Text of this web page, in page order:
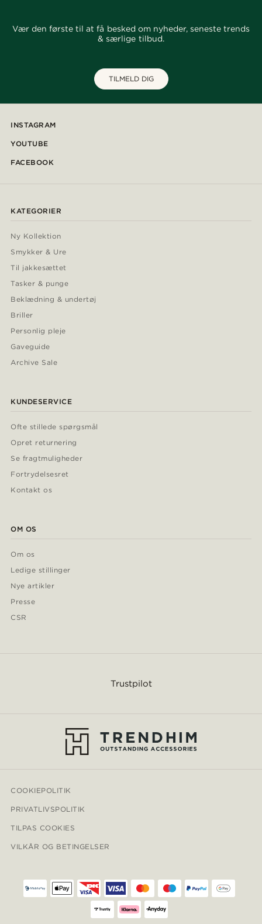
Vær den første til at få besked om nyheder, seneste trends
& særlige tilbud.
TILMELD DIG
INSTAGRAM
YOUTUBE
FACEBOOK
KATEGORIER
Ny Kollektion
Smykker & Ure
Til jakkesættet
Tasker & punge
Beklædning & undertøj
Briller
Personlig pleje
Gaveguide
Archive Sale
KUNDESERVICE
Ofte stillede spørgsmål
Opret returnering
Se fragtmuligheder
Fortrydelsesret
Kontakt os
OM OS
Om os
Ledige stillinger
Nye artikler
Presse
CSR
Trustpilot
COOKIEPOLITIK
PRIVATLIVSPOLITIK
TILPAS COOKIES
VILKÅR OG BETINGELSER